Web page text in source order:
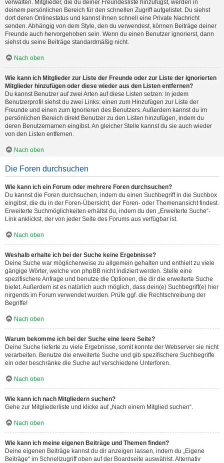
verwalten. Mitglieder, die du deiner Freundesliste hinzufügst, werden in
deinem persönlichen Bereich für den schnellen Zugriff aufgelistet. Du siehst
dort deren Onlinestatus und kannst ihnen schnell eine Private Nachricht
senden. Abhängig von dem Style, den du verwendest, können Beiträge deiner
Freunde auch hervorgehoben sein. Wenn du einen Benutzer ignorierst, dann
siehst du seine Beiträge standardmäßig nicht.
Nach oben
Wie kann ich Mitglieder zur Liste der Freunde oder zur Liste der ignorierten
Mitglieder hinzufügen oder diese wieder aus den Listen entfernen?
Du kannst Benutzer auf zwei Arten auf diese Listen setzen: In jedem
Benutzerprofil siehst du zwei Links: einen zum Hinzufügen zur Liste der
Freunde und einen zum Ignorieren des Benutzers. Außerdem kannst du im
persönlichen Bereich direkt Benutzer zu den Listen hinzufügen, indem du
deren Benutzernamen eingibst. An gleicher Stelle kannst du sie auch wieder
von den Listen entfernen.
Nach oben
Die Foren durchsuchen
Wie kann ich ein Forum oder mehrere Foren durchsuchen?
Du kannst die Foren durchsuchen, indem du einen Suchbegriff in die Suchbox
eingibst, die du in der Foren-Übersicht, der Foren- oder Themenansicht findest.
Erweiterte Suchmöglichkeiten erhältst du, indem du den „Erweiterte Suche“-
Link anklickst, der von jeder Seite des Forums aus verfügbar ist.
Nach oben
Weshalb erhalte ich bei der Suche keine Ergebnisse?
Deine Suche war möglicherweise zu allgemein gehalten und enthielt zu viele
gängige Wörter, welche von phpBB nicht indiziert werden. Stelle eine
spezifischere Anfrage und benutze die Optionen, die dir die erweiterte Suche
bietet. Außerdem ist es natürlich auch möglich, dass dein(e) Suchbegriff(e) hier
nirgends im Forum verwendet wurden. Prüfe ggf. die Rechtschreibung der
Begriffe!
Nach oben
Warum bekomme ich bei der Suche eine leere Seite?
Deine Suche lieferte zu viele Ergebnisse, somit konnte der Webserver sie nicht
verarbeiten. Benutze die erweiterte Suche und gib spezifischere Suchbegriffe
ein oder beschränke die Suche auf verschiedene Unterforen.
Nach oben
Wie kann ich nach Mitgliedern suchen?
Gehe zur Mitgliederliste und klicke auf „Nach einem Mitglied suchen“.
Nach oben
Wie kann ich meine eigenen Beiträge und Themen finden?
Deine eigenen Beiträge kannst du dir anzeigen lassen, indem du „Eigene
Beiträge“ im Schnellzugriff oben auf der Boardseite auswählst. Alternativ